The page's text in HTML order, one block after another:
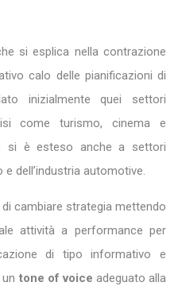
si esplica nella contrazione
calo delle pianificazioni di
inizialmente quei settori
come turismo, cinema e
si è esteso anche a settori
dell’industria automotive.
cambiare strategia mettendo
attività a performance per
di tipo informativo e
tone of voice adeguato alla